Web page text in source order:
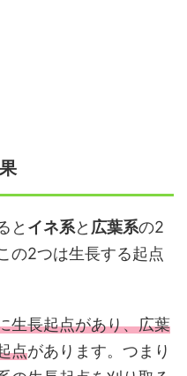
と イネ系と 広葉系の2
の2つは生長する起点
生長起点があり、広葉
点があります。つまり